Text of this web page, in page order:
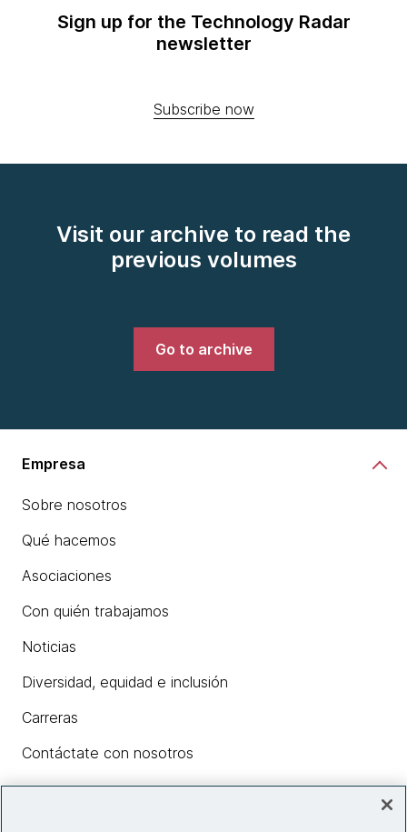
Sign up for the Technology Radar
newsletter
Subscribe now
Visit our archive to read the
previous volumes
Go to archive
Empresa
Sobre nosotros
Qué hacemos
Asociaciones
Con quién trabajamos
Noticias
Diversidad, equidad e inclusión
Carreras
Contáctate con nosotros